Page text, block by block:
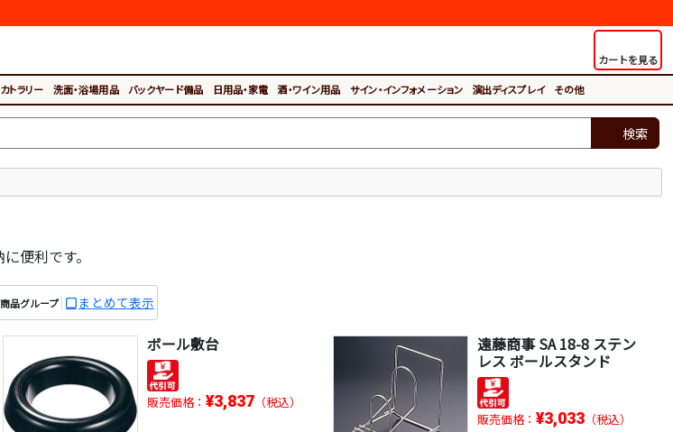
カートを見る
トラリー 洗面・浴場用品 バックヤード備品 日用品・家電 酒・ワイン用品 サイン・インフォメーション 演出ディスプレイ その他
検索
便利です。
商品グループ まとめて表示
ボール敷台
販売価格：¥3,837 （税込）
遠藤商事 SA 18-8 ステン
レス ボールスタンド
販売価格： ¥3,033（税込）